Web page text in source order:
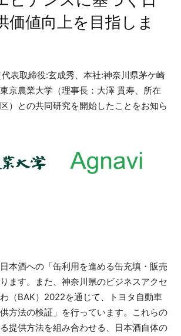
価値向上を目指しま
表取締役:玄成秀、本社:神奈川県茅ケ崎
京農業大学（理事長：大澤 貫寿、所在
）との共同研究を開始したことをお知ら
本酒への「缶利用を進める缶充填・販売
ます。また、神奈川県のビジネスアクセ
（BAK）2022を通じて、トヨタ自動車
方法の検証」を行っています。これらの
提供方法を組み合わせる、日本酒自体の